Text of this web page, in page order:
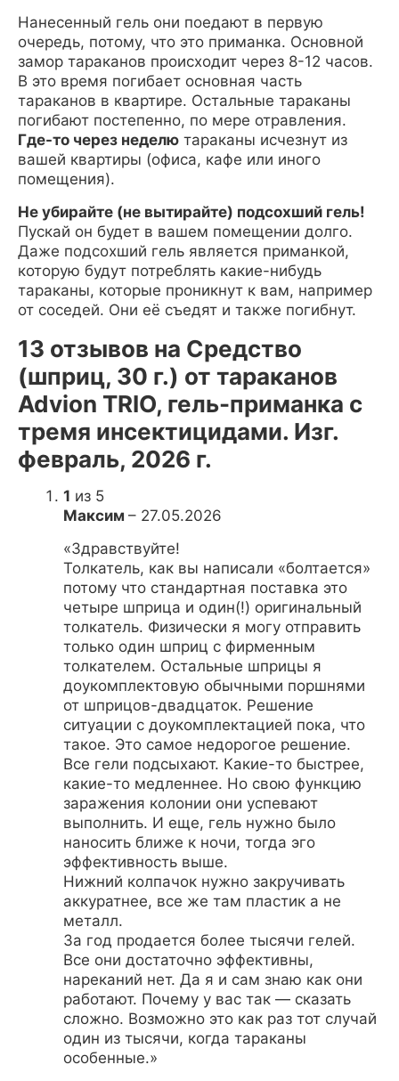
Нанесенный гель они поедают в первую
очередь, потому, что это приманка. Основной
замор тараканов происходит через 8-12 часов.
В это время погибает основная часть
тараканов в квартире. Остальные тараканы
погибают постепенно, по мере отравления.
Где-то через неделю тараканы исчезнут из
вашей квартиры (офиса, кафе или иного
помещения).
Не убирайте (не вытирайте) подсохший гель!
Пускай он будет в вашем помещении долго.
Даже подсохший гель является приманкой,
которую будут потреблять какие-нибудь
тараканы, которые проникнут к вам, например
от соседей. Они её съедят и также погибнут.
13 отзывов на Средство
(шприц, 30 г.) от тараканов
Advion TRIO, гель-приманка с
тремя инсектицидами. Изг.
февраль, 2026 г.
1 из 5
Максим – 27.05.2026
«Здравствуйте!
Толкатель, как вы написали «болтается»
потому что стандартная поставка это
четыре шприца и один(!) оригинальный
толкатель. Физически я могу отправить
только один шприц с фирменным
толкателем. Остальные шприцы я
доукомплектовую обычными поршнями
от шприцов-двадцаток. Решение
ситуации с доукомплектацией пока, что
такое. Это самое недорогое решение.
Все гели подсыхают. Какие-то быстрее,
какие-то медленнее. Но свою функцию
заражения колонии они успевают
выполнить. И еще, гель нужно было
наносить ближе к ночи, тогда эго
эффективность выше.
Нижний колпачок нужно закручивать
аккуратнее, все же там пластик а не
металл.
За год продается более тысячи гелей.
Все они достаточно эффективны,
нареканий нет. Да я и сам знаю как они
работают. Почему у вас так — сказать
сложно. Возможно это как раз тот случай
один из тысячи, когда тараканы
особенные.»